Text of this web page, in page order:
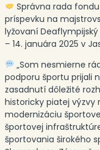
Správna rada
príspevku na
lyžovaní
– 14. januára 2025 v
„Som nesmierne
podporu športu prijali
zasadnutí dôležité
historicky piatej výzvy
modernizáciu
športovej
športovania širokého